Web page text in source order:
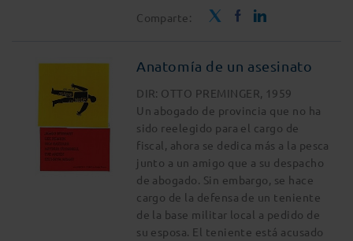
Comparte:
Anatomía de un asesinato
DIR: OTTO PREMINGER, 1959
Un abogado de provincia que no ha
sido reelegido para el cargo de
fiscal, ahora se dedica más a la pesca
junto a un amigo que a su despacho
de abogado. Sin embargo, se hace
cargo de la defensa de un teniente
de la base militar local a pedido de
su esposa. El teniente está acusado